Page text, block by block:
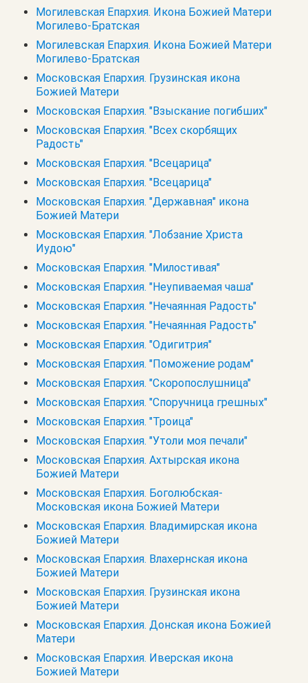
Могилевская Епархия. Икона Божией Матери
Могилево-Братская
Могилевская Епархия. Икона Божией Матери
Могилево-Братская
Московская Епархия. Грузинская икона
Божией Матери
Московская Епархия. "Взыскание погибших"
Московская Епархия. "Всех скорбящих
Радость"
Московская Епархия. "Всецарица"
Московская Епархия. "Всецарица"
Московская Епархия. "Державная" икона
Божией Матери
Московская Епархия. "Лобзание Христа
Иудою"
Московская Епархия. "Милостивая"
Московская Епархия. "Неупиваемая чаша"
Московская Епархия. "Нечаянная Радость"
Московская Епархия. "Нечаянная Радость"
Московская Епархия. "Одигитрия"
Московская Епархия. "Поможение родам"
Московская Епархия. "Скоропослушница"
Московская Епархия. "Споручница грешных"
Московская Епархия. "Троица"
Московская Епархия. "Утоли моя печали"
Московская Епархия. Ахтырская икона
Божией Матери
Московская Епархия. Боголюбская-
Московская икона Божией Матери
Московская Епархия. Владимирская икона
Божией Матери
Московская Епархия. Влахернская икона
Божией Матери
Московская Епархия. Грузинская икона
Божией Матери
Московская Епархия. Донская икона Божией
Матери
Московская Епархия. Иверская икона
Божией Матери